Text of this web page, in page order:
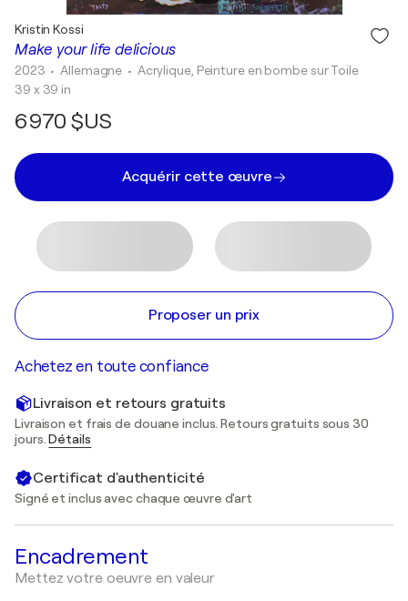
Make your life delicious
Kristin Kossi
2023 • Allemagne • Acrylique, Peinture en bombe sur Toile
39 x 39 in
6 970 $US
Acquérir cette œuvre
Proposer un prix
Achetez en toute confiance
Livraison et retours gratuits
Livraison et frais de douane inclus. Retours gratuits sous 30
jours.Détails
Certificat d'authenticité
Signé et inclus avec chaque œuvre d'art
Encadrement
Mettez votre oeuvre en valeur